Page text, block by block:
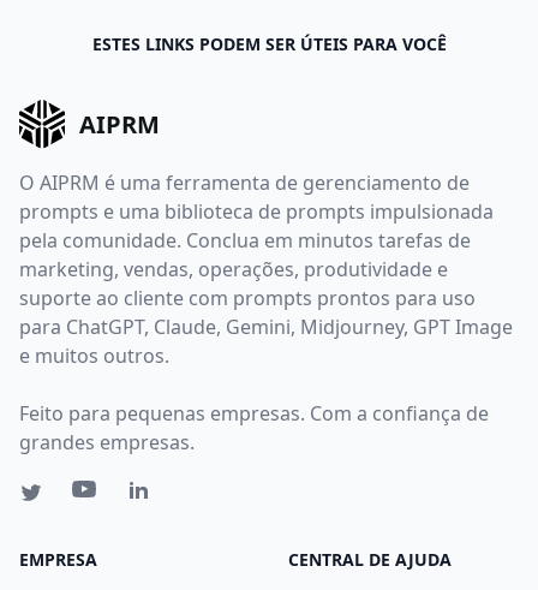
ESTES LINKS PODEM SER ÚTEIS PARA VOCÊ
AIPRM
O AIPRM é uma ferramenta de gerenciamento de
prompts e uma biblioteca de prompts impulsionada
pela comunidade. Conclua em minutos tarefas de
marketing, vendas, operações, produtividade e
suporte ao cliente com prompts prontos para uso
para ChatGPT, Claude, Gemini, Midjourney, GPT Image
e muitos outros.
Feito para pequenas empresas. Com a confiança de
grandes empresas.
EMPRESA CENTRAL DE AJUDA